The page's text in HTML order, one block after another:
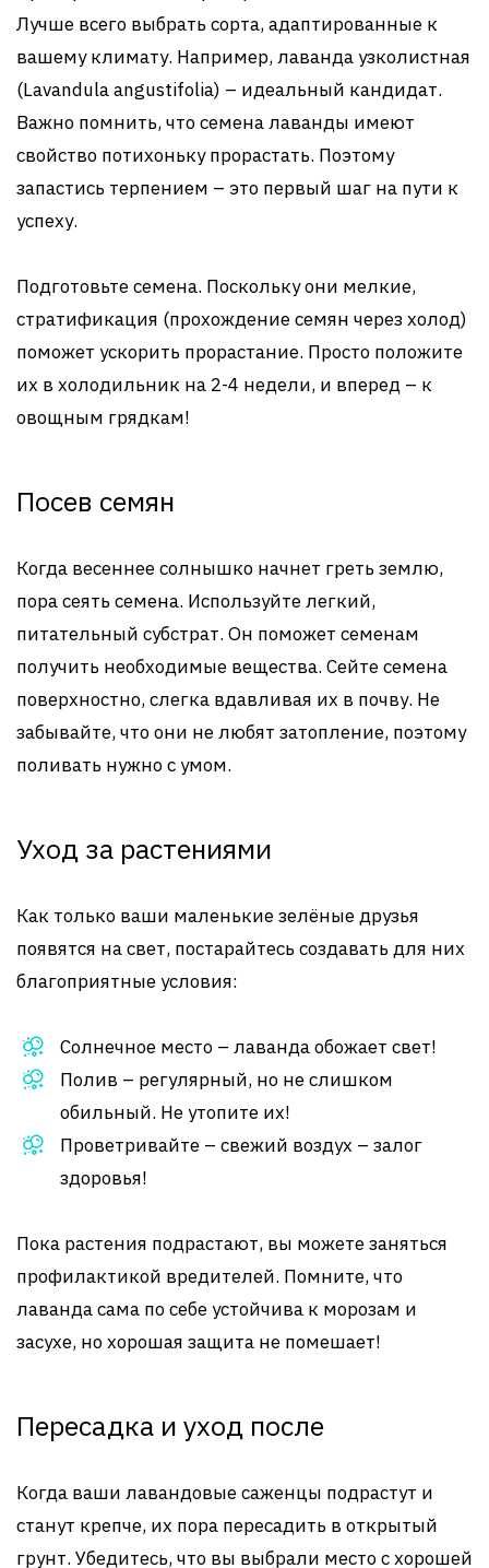
Лучше всего выбрать сорта, адаптированные к
вашему климату. Например, лаванда узколистная
(Lavandula angustifolia) – идеальный кандидат.
Важно помнить, что семена лаванды имеют
свойство потихоньку прорастать. Поэтому
запастись терпением – это первый шаг на пути к
успеху.
Подготовьте семена. Поскольку они мелкие,
стратификация (прохождение семян через холод)
поможет ускорить прорастание. Просто положите
их в холодильник на 2-4 недели, и вперед – к
овощным грядкам!
Посев семян
Когда весеннее солнышко начнет греть землю,
пора сеять семена. Используйте легкий,
питательный субстрат. Он поможет семенам
получить необходимые вещества. Сейте семена
поверхностно, слегка вдавливая их в почву. Не
забывайте, что они не любят затопление, поэтому
поливать нужно с умом.
Уход за растениями
Как только ваши маленькие зелёные друзья
появятся на свет, постарайтесь создавать для них
благоприятные условия:
Солнечное место – лаванда обожает свет!
Полив – регулярный, но не слишком
обильный. Не утопите их!
Проветривайте – свежий воздух – залог
здоровья!
Пока растения подрастают, вы можете заняться
профилактикой вредителей. Помните, что
лаванда сама по себе устойчива к морозам и
засухе, но хорошая защита не помешает!
Пересадка и уход после
Когда ваши лавандовые саженцы подрастут и
станут крепче, их пора пересадить в открытый
грунт. Убедитесь, что вы выбрали место с хорошей